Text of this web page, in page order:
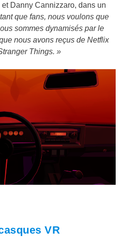
Danny Cannizzaro, dans un
que fans, nous voulons que
sommes dynamisés par le
nous avons reçus de Netflix
Things. »
VR